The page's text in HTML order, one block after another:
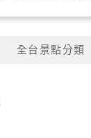
全台景點分類